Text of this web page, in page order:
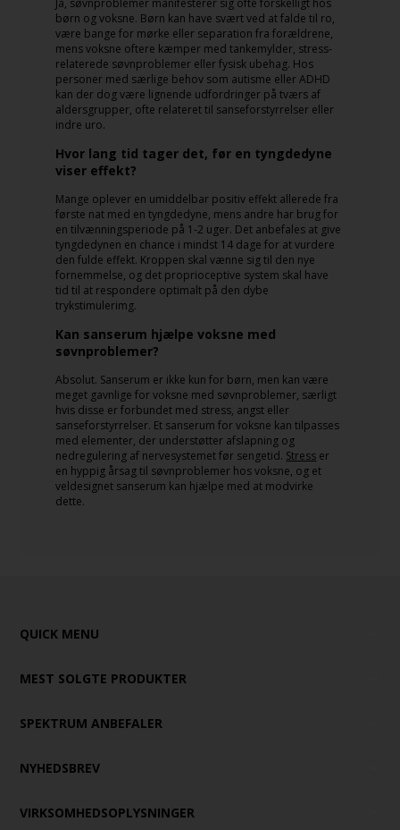
Ja, søvnproblemer manifesterer sig ofte forskelligt hos
børn og voksne. Børn kan have svært ved at falde til ro,
være bange for mørke eller separation fra forældrene,
mens voksne oftere kæmper med tankemylder, stress-
relaterede søvnproblemer eller fysisk ubehag. Hos
personer med særlige behov som autisme eller ADHD
kan der dog være lignende udfordringer på tværs af
aldersgrupper, ofte relateret til sanseforstyrrelser eller
indre uro.
Hvor lang tid tager det, før en tyngdedyne
viser effekt?
Mange oplever en umiddelbar positiv effekt allerede fra
første nat med en tyngdedyne, mens andre har brug for
en tilvænningsperiode på 1-2 uger. Det anbefales at give
tyngdedynen en chance i mindst 14 dage for at vurdere
den fulde effekt. Kroppen skal vænne sig til den nye
fornemmelse, og det proprioceptive system skal have
tid til at respondere optimalt på den dybe
trykstimulerimg.
Kan sanserum hjælpe voksne med
søvnproblemer?
Absolut. Sanserum er ikke kun for børn, men kan være
meget gavnlige for voksne med søvnproblemer, særligt
hvis disse er forbundet med stress, angst eller
sanseforstyrrelser. Et sanserum for voksne kan tilpasses
med elementer, der understøtter afslapning og
nedregulering af nervesystemet før sengetid. Stress er
en hyppig årsag til søvnproblemer hos voksne, og et
veldesignet sanserum kan hjælpe med at modvirke
dette.
QUICK MENU
MEST SOLGTE PRODUKTER
SPEKTRUM ANBEFALER
NYHEDSBREV
VIRKSOMHEDSOPLYSNINGER